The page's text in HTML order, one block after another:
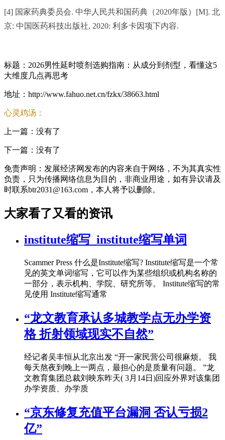
[4] 国家药典委员会. 中华人民共和国药典（2020年版）[M]. 北
京: 中国医药科技出版社, 2020: 利多卡因项下内容.
标题：2026男性延时喷剂选购指南：从成分到剂型，看懂这5
大维度几点再思考
地址：http://www.fahuo.net.cn/fzkx/38663.html
心灵鸡汤：
上一篇：没有了
下一篇：没有了
免责声明：发展经济网发布的内容来自于网络，不为其真实性
负责，只为传播网络信息为目的，非商业用途，如有异议请及
时联系btr2031@163.com，本人将予以删除。
大家看了又看的资讯
institute缩写_institute缩写单词
Scammer Press 什么是Institute缩写? Institute缩写是一个常
见的英文单词缩写，它可以作为某些组织或机构名称的
一部分，表示机构、学院、研究所等。 Institute缩写的常
见使用 Institute缩写通常
“龙文教育承认多城教学点无办学资
格 折射领域现实不自然”
经记者吴丰恒从北京出发 “开一家民营公司很麻烦。 我
每天熬夜到晚上一两点，最担心的是质量有问题。 ”龙
文教育集团总裁刘映东昨天( 3月14日)回应外界对该集团
办学资质、办学质
“京东修复充值平台漏洞 否认亏损2
亿”